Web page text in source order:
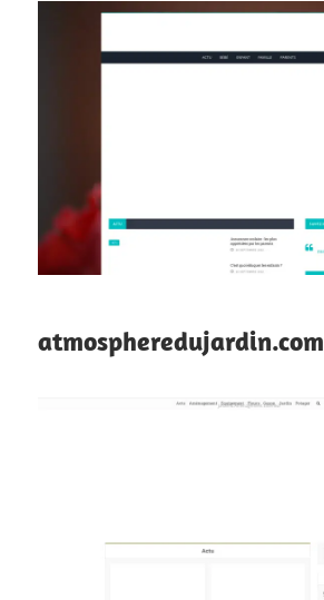
atmospheredujardin.com